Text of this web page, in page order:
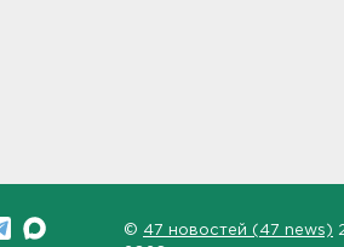
© 47 новостей (47 news)